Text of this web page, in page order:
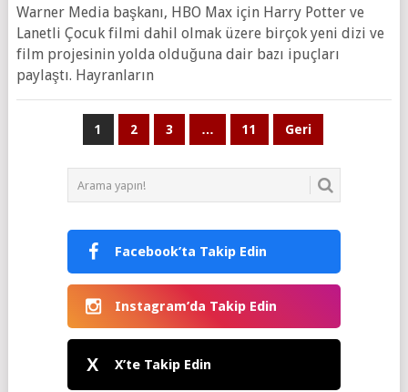
Warner Media başkanı, HBO Max için Harry Potter ve
Lanetli Çocuk filmi dahil olmak üzere birçok yeni dizi ve
film projesinin yolda olduğuna dair bazı ipuçları
paylaştı. Hayranların
1 2 3 … 11 Geri
Facebook’ta Takip Edin
Instagram’da Takip Edin
X X’te Takip Edin